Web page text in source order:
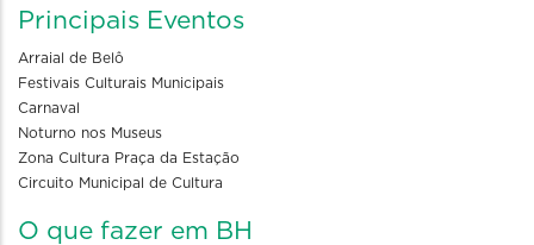
Principais Eventos
Arraial de Belô
Festivais Culturais Municipais
Carnaval
Noturno nos Museus
Zona Cultura Praça da Estação
Circuito Municipal de Cultura
O que fazer em BH